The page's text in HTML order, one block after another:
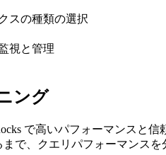
スの種類の選択
視と管理
ング
で高いパフォーマンスと
で、クエリパフォーマンスを